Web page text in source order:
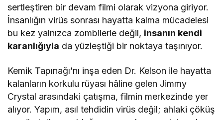
sertleştiren bir devam filmi olarak vizyona giriyor.
İnsanlığın virüs sonrası hayatta kalma mücadelesi
bu kez yalnızca zombilerle değil, insanın kendi
karanlığıyla da yüzleştiği bir noktaya taşınıyor.
Kemik Tapınağı’nı inşa eden Dr. Kelson ile hayatta
kalanların korkulu rüyası hâline gelen Jimmy
Crystal arasındaki çatışma, filmin merkezinde yer
alıyor. Yapım, asıl tehdidin virüs değil; ahlaki çöküş